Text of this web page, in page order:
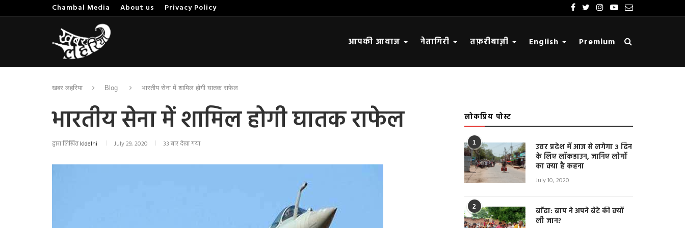
Chambal Media About us Privacy Policy
आपकी आवाज नेतागिरी तफ़रीबाज़ी English Premium
खबर लहरिया Blog भारतीय सेना में शामिल होगी घातक राफेल
भारतीय सेना में शामिल होगी घातक राफेल
द्वारा लिखितkldelhi July 29, 2020 33 बार देखा गया
लोकप्रिय पोस्ट
1
उत्तर प्रदेश में आज से लगेगा 3 दिन
के लिए लॉकडाउन, जानिए लोगों
का क्या है कहना
July 10, 2020
2
बाँदा: बाप ने अपने बेटे की क्यों
ली जान?